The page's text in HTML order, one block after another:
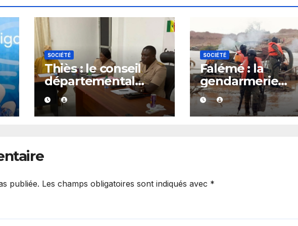
SOCIÉTÉ
Thiès : le conseil
départemental
réagit après le
rappel à l’ordre du
gouverneur
SOCIÉTÉ
Falémé : la
gendarmerie
détruit 27
dans le cadre
lutte contre
publiée. Les champs obligatoires sont indiqués avec *